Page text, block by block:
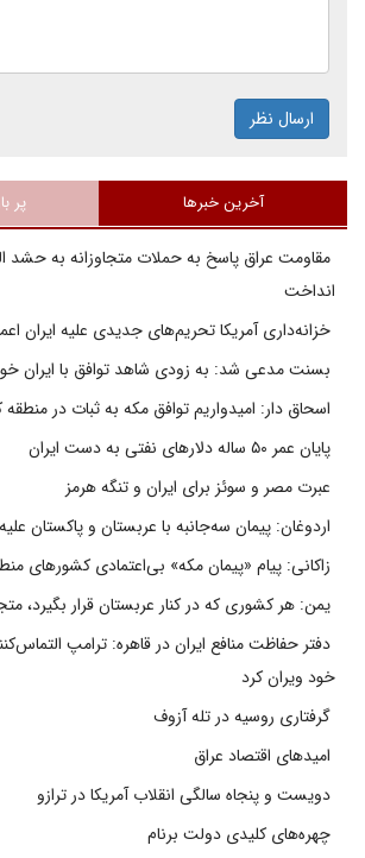
ارسال نظر
آخرین خبرها پر
مقاومت عراق پاسخ به حملات متجاوزانه به حشد
انداخت
خزانه‌داری آمریکا تحریم‌های جدیدی علیه ایران
بسنت مدعی شد: به زودی شاهد توافق با ایران
اسحاق دار: امیدواریم توافق مکه به ثبات در
پایان عمر ۵۰ ساله دلارهای نفتی به دست ایران
عبرت مصر و سوئز برای ایران و تنگه هرمز
اردوغان: پیمان سه‌جانبه با عربستان و پاکستان
زاکانی: پیام «پیمان مکه» بی‌اعتمادی کشورهای
یمن: هر کشوری که در کنار عربستان قرار بگیرد،
دفتر حفاظت منافع ایران در قاهره: ترامپ
خود ویران کرد
گرفتاری روسیه در تله آزوف
امیدهای اقتصاد عراق
دویست و پنجاه سالگی انقلاب آمریکا در ترازو
چهره‌های کلیدی دولت برنام